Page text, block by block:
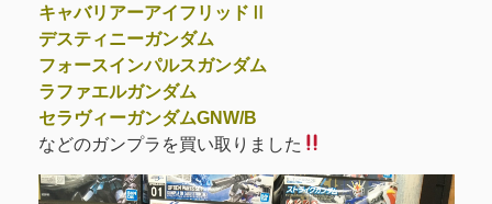
キャバリアーアイフリッドⅡ
デスティニーガンダム
フォースインパルスガンダム
ラファエルガンダム
セラヴィーガンダムGNW/B
などのガンプラを買い取りました